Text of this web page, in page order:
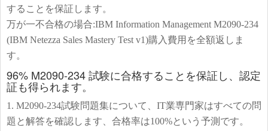
することを保証します。
万が一不合格の場合:IBM Information Management M2090-234
(IBM Netezza Sales Mastery Test v1)購入費用を全額返しま
す。
96% M2090-234 試験に合格することを保証し、認定
証も得られます。
1. M2090-234試験問題集について、IT業専門家はすべての問
題と解答を確認します、合格率は100%という予測です。